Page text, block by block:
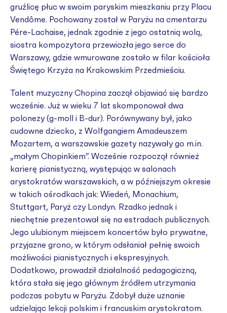
gruźlicę płuc w swoim paryskim mieszkaniu przy Placu
Vendôme. Pochowany został w Paryżu na cmentarzu
Pére-Lachaise, jednak zgodnie z jego ostatnią wolą,
siostra kompozytora przewiozła jego serce do
Warszawy, gdzie wmurowane zostało w filar kościoła
Świętego Krzyża na Krakowskim Przedmieściu.
Talent muzyczny Chopina zaczął objawiać się bardzo
wcześnie. Już w wieku 7 lat skomponował dwa
polonezy (g-moll i B-dur). Porównywany był, jako
cudowne dziecko, z Wolfgangiem Amadeuszem
Mozartem, a warszawskie gazety nazywały go m.in.
„małym Chopinkiem”. Wcześnie rozpoczął również
karierę pianistyczną, występując w salonach
arystokratów warszawskich, a w późniejszym okresie
w takich ośrodkach jak: Wiedeń, Monachium,
Stuttgart, Paryż czy Londyn. Rzadko jednak i
niechętnie prezentował się na estradach publicznych.
Jego ulubionym miejscem koncertów było prywatne,
przyjazne grono, w którym odsłaniał pełnię swoich
możliwości pianistycznych i ekspresyjnych.
Dodatkowo, prowadził działalność pedagogiczną,
która stała się jego głównym źródłem utrzymania
podczas pobytu w Paryżu. Zdobył duże uznanie
udzielając lekcji polskim i francuskim arystokratom.